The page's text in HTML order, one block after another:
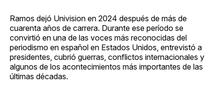
Ramos dejó Univision en 2024 después de más de
cuarenta años de carrera. Durante ese período se
convirtió en una de las voces más reconocidas del
periodismo en español en Estados Unidos, entrevistó a
presidentes, cubrió guerras, conflictos internacionales y
algunos de los acontecimientos más importantes de las
últimas décadas.